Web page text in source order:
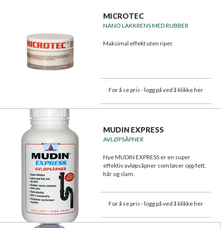
MICROTEC
NANO LAKKRENS MED RUBBER
Maksimal effekt uten riper.
For å se pris - logg på ved å klikke her
MUDIN EXPRESS
AVLØPSÅPNER
Nye MUDIN EXPRESS er en super
effektiv avløpsåpner som løser opp fett,
hår og slam.
For å se pris - logg på ved å klikke her